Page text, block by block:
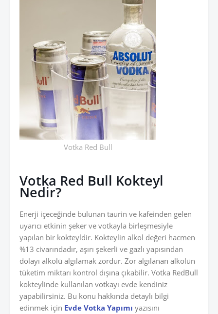
Votka Red Bull
Votka Red Bull Kokteyl
Nedir?
Enerji içeceğinde bulunan taurin ve kafeinden gelen
uyarıcı etkinin şeker ve votkayla birleşmesiyle
yapılan bir kokteyldir. Kokteylin alkol değeri hacmen
%13 civarındadır, aşırı şekerli ve gazlı yapısından
dolayı alkolü algılamak zordur. Zor algılanan alkolün
tüketim miktarı kontrol dışına çıkabilir. Votka RedBull
kokteylinde kullanılan votkayı evde kendiniz
yapabilirsiniz. Bu konu hakkında detaylı bilgi
edinmek için Evde Votka Yapımı yazısını